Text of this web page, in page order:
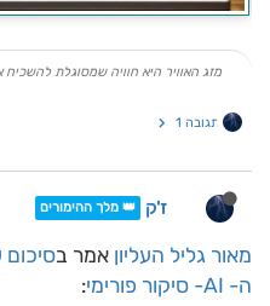
מזג האוויר היא חוויה שמסוגלת
תגובה 1
ז'ק 👑 מלך ההימורים
מאור גליל העליון אמר ב
ה- AI- סיקור פורימי
: